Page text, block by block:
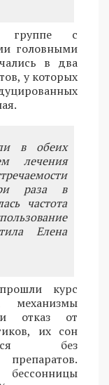
группе с
головными
в два
у которых
в обеих
лечения
раза в
частота
Елена
курс
механизмы
отказ от
их сон
без